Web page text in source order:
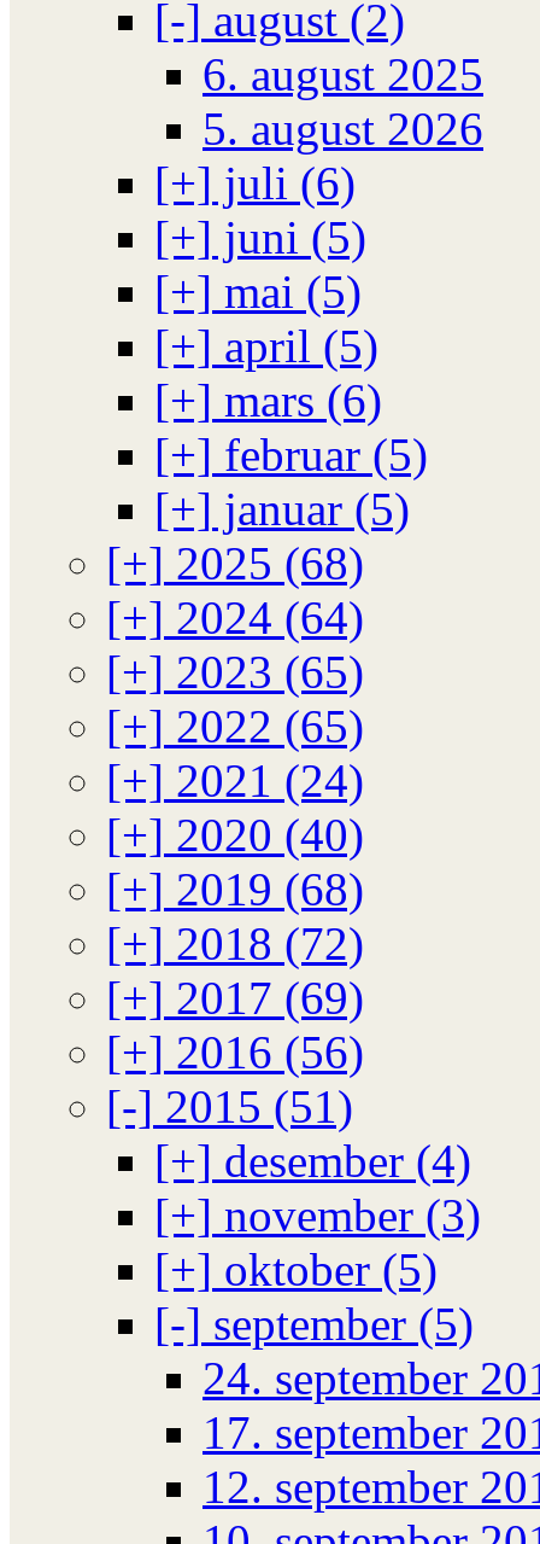
[-] august (2)
6. august 2025
5. august 2026
[+] juli (6)
[+] juni (5)
[+] mai (5)
[+] april (5)
[+] mars (6)
[+] februar (5)
[+] januar (5)
[+] 2025 (68)
[+] 2024 (64)
[+] 2023 (65)
[+] 2022 (65)
[+] 2021 (24)
[+] 2020 (40)
[+] 2019 (68)
[+] 2018 (72)
[+] 2017 (69)
[+] 2016 (56)
[-] 2015 (51)
[+] desember (4)
[+] november (3)
[+] oktober (5)
[-] september (5)
24. september
17. september
12. september